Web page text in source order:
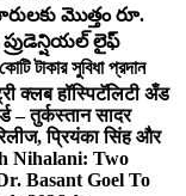
మొత్తం రూ.
లైఫ్
টাকার সুবিধা প্রদান
क्लब हॉस्पिटॅलिटी अँड
– तुर्कस्तान सादर
प्रियंका सिंह और
Nihalani: Two
Basant Goel To